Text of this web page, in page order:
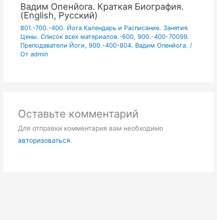
Вадим Опенйога. Краткая Биография.
(English, Русский)
801.-700.-400. Йога Календарь и Расписание. Занятия.
Цены. Список всех материалов.-600, 900.-400-70099.
Преподаватели Йоги, 900.-400-804. Вадим Опенйога. /
От admin
Оставьте комментарий
Для отправки комментария вам необходимо
авторизоваться.